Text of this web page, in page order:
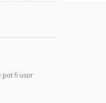
pot fi usor